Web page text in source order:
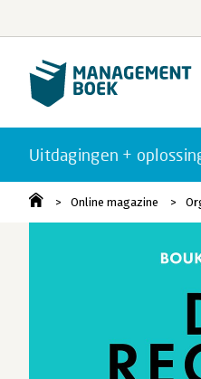
Uitdagingen +
Online magazine